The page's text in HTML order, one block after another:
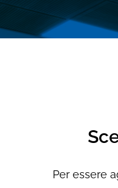
Per essere